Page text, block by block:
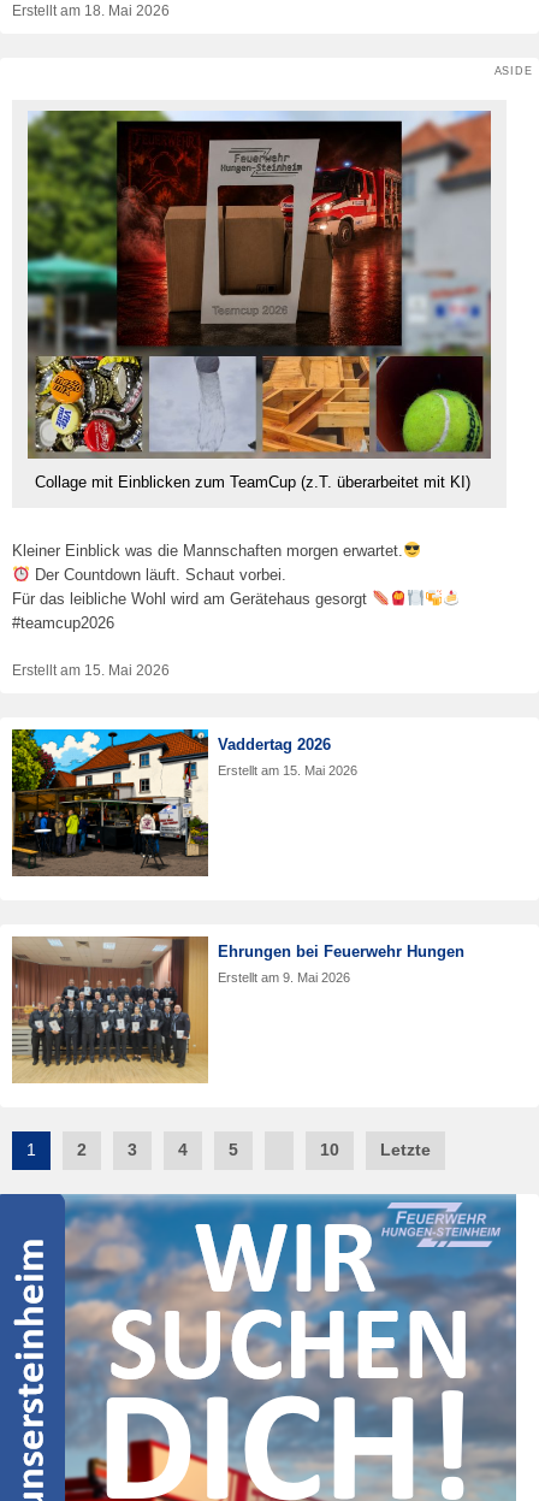
Erstellt am 18. Mai 2026
ASIDE
Collage mit Einblicken zum TeamCup (z.T. überarbeitet mit KI)
Kleiner Einblick was die Mannschaften morgen erwartet.
Der Countdown läuft. Schaut vorbei.
Für das leibliche Wohl wird am Gerätehaus gesorgt
#teamcup2026
Erstellt am 15. Mai 2026
Vaddertag 2026
Erstellt am 15. Mai 2026
Ehrungen bei Feuerwehr Hungen
Erstellt am9. Mai 2026
Post
navigation
1 2 3 4 5 10 Letzte